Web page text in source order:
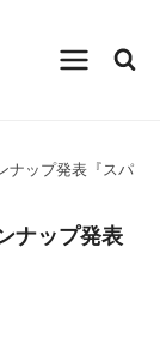
ナップ発表『スパ
ナップ発表